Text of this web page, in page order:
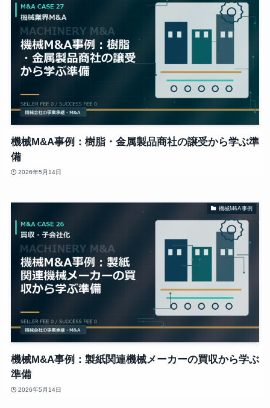
機械M&A事例：樹脂・金属製品商社の譲受から学ぶ準
備
2026年5月14日
機械M&A事例
機械M&A事例：製紙関連機械メーカーの買収から学ぶ
準備
2026年5月14日